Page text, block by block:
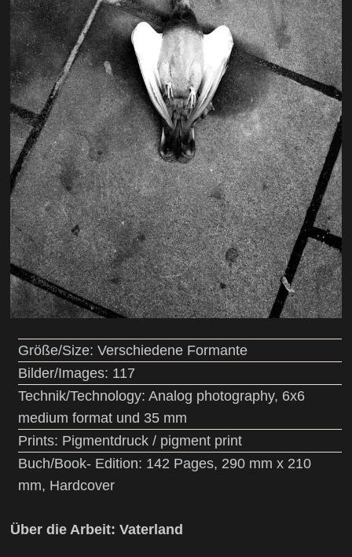
Größe/Size: Verschiedene Formante
Bilder/Images: 117
Technik/Technology: Analog photography, 6x6
medium format und 35 mm
Prints: Pigmentdruck / pigment print
Buch/Book- Edition: 142 Pages, 290 mm x 210
mm, Hardcover
Über die Arbeit: Vaterland